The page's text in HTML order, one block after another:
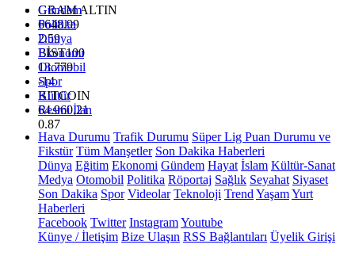
GRAM ALTIN
6648.99
2.59
BİST100
13.779
-14
BITCOIN
64.960,21
0.87
Gündem
Politika
Dünya
Ekonomi
Otomobil
Spor
Kültür
Resmi İlan
Hava Durumu Trafik Durumu Süper Lig Puan Durumu ve
Fikstür Tüm Manşetler Son Dakika Haberleri
Dünya Eğitim Ekonomi Gündem Hayat İslam Kültür-Sanat
Medya Otomobil Politika Röportaj Sağlık Seyahat Siyaset
Son Dakika Spor Videolar Teknoloji Trend YaşamYurt
Haberleri
Facebook Twitter InstagramYoutube
Künye / İletişim Bize Ulaşın RSS Bağlantıları Üyelik Girişi